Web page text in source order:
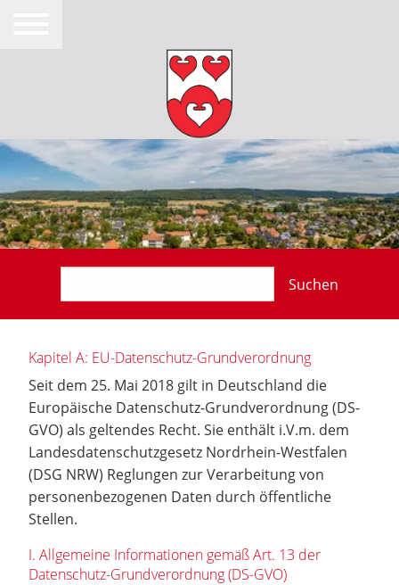
Suchen
Kapitel A: EU-Datenschutz-Grundverordnung
Seit dem 25. Mai 2018 gilt in Deutschland die
Europäische Datenschutz-Grundverordnung (DS-
GVO) als geltendes Recht. Sie enthält i.V.m. dem
Landesdatenschutzgesetz Nordrhein-Westfalen
(DSG NRW) Reglungen zur Verarbeitung von
personenbezogenen Daten durch öffentliche
Stellen.
I. Allgemeine Informationen gemäß Art. 13 der
Datenschutz-Grundverordnung (DS-GVO)